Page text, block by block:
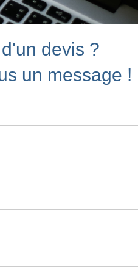
devis ?
un message !